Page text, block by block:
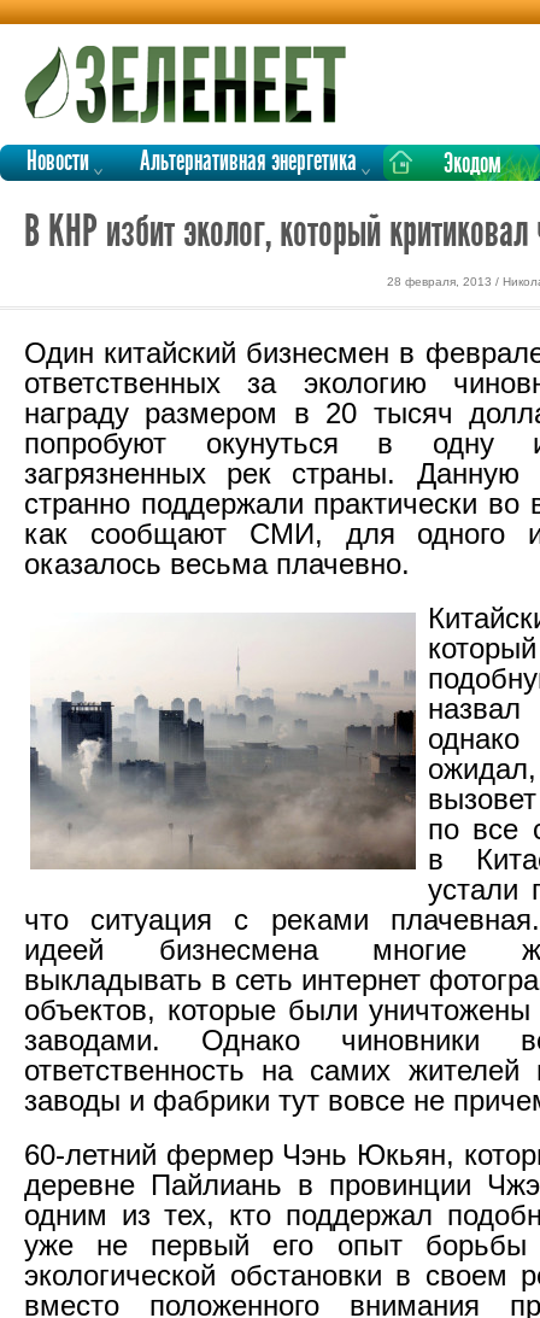
Новости Альтернативная энергетика Экодом
В КНР избит эколог, который
28 февраля, 2013 /
Один китайский бизнесмен в
ответственных за экологию
награду размером в 20 тысяч
попробуют окунуться в одну
загрязненных рек страны.
странно поддержали практически во
как сообщают СМИ, для одного и
оказалось весьма плачевно.
по все
в
устали
что ситуация с реками
идеей бизнесмена многие
выкладывать в сеть интернет
объектов, которые были
заводами. Однако чиновники
ответственность на самих
заводы и фабрики тут вовсе не
60-летний фермер Чэнь Юкьян,
деревне Пайлиань в провинции
одним из тех, кто поддержал
уже не первый его опыт борьбы
экологической обстановки в своем
вместо положенного внимания